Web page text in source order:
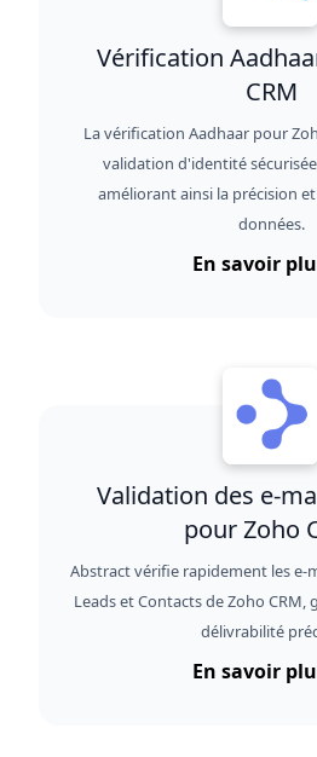
Vérification
CRM
La vérification Aadhaar pour
validation d'identité
améliorant ainsi la précision
données.
En savoir
Validation des e-
pour Zoho
Abstract vérifie rapidement les e-
Leads et Contacts de Zoho CRM,
délivrabilité
En savoir